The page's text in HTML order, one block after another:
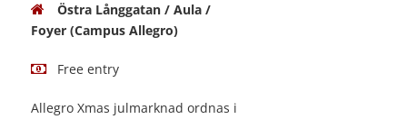
Östra Långgatan / Aula /
Foyer (Campus Allegro)
Free entry
Allegro Xmas julmarknad ordnas i